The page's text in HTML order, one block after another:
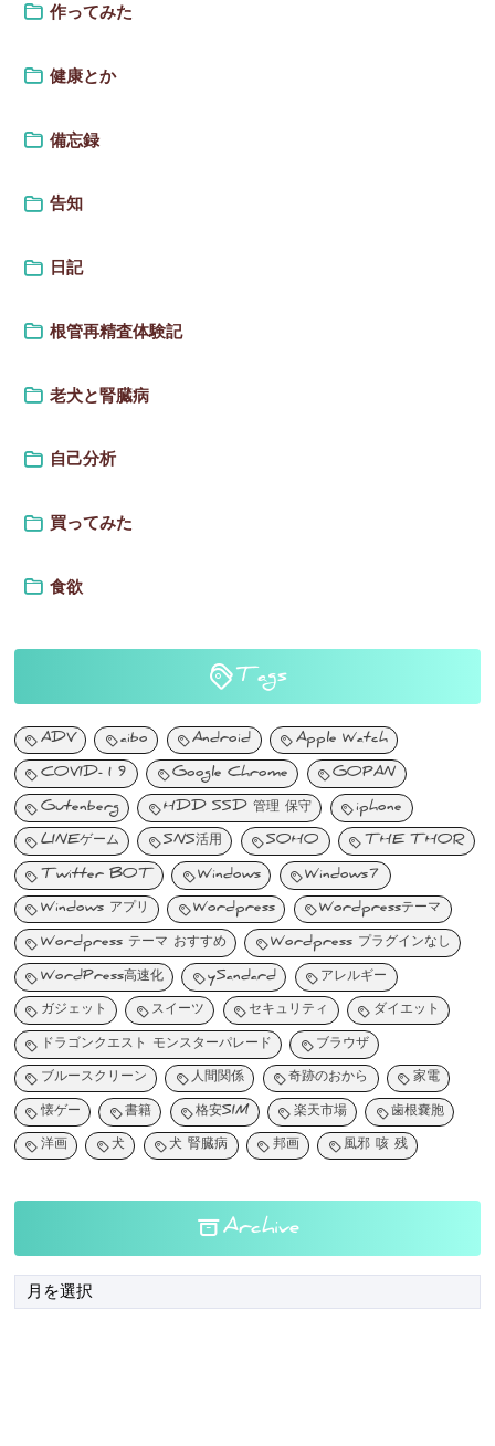
作ってみた
健康とか
備忘録
告知
日記
根管再精査体験記
老犬と腎臓病
自己分析
買ってみた
食欲
Tags
ADV aibo Android Apple Watch
COVID-19 Google Chrome GOPAN
Gutenberg HDD SSD 管理 保守 iphone
LINEゲーム SNS活用 SOHO THE THOR
Twitter BOT Windows Windows7
Windows アプリ Wordpress Wordpressテーマ
Wordpress テーマ おすすめ Wordpress プラグインなし
WordPress高速化 ySandard アレルギー
ガジェット スイーツ セキュリティ ダイエット
ドラゴンクエスト モンスターパレード ブラウザ
ブルースクリーン 人間関係 奇跡のおから 家電
懐ゲー 書籍 格安SIM 楽天市場 歯根嚢胞
洋画 犬 犬 腎臓病 邦画 風邪 咳 残
Archive